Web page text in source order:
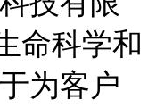
命科学和
为客户